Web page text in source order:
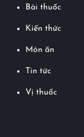
Bài thuốc
Kiến thức
Món ăn
Tin tức
Vị thuốc